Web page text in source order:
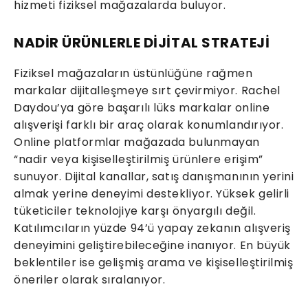
hizmeti fiziksel mağazalarda buluyor.
NADİR ÜRÜNLERLE DİJİTAL STRATEJİ
Fiziksel mağazaların üstünlüğüne rağmen
markalar dijitalleşmeye sırt çevirmiyor. Rachel
Daydou’ya göre başarılı lüks markalar online
alışverişi farklı bir araç olarak konumlandırıyor.
Online platformlar mağazada bulunmayan
“nadir veya kişiselleştirilmiş ürünlere erişim”
sunuyor. Dijital kanallar, satış danışmanının yerini
almak yerine deneyimi destekliyor. Yüksek gelirli
tüketiciler teknolojiye karşı önyargılı değil.
Katılımcıların yüzde 94’ü yapay zekanın alışveriş
deneyimini geliştirebileceğine inanıyor. En büyük
beklentiler ise gelişmiş arama ve kişiselleştirilmiş
öneriler olarak sıralanıyor.